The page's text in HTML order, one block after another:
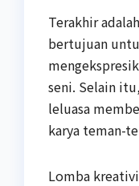
Terakhir
bertujuan
seni. Selain
leluasa
karya teman-
Lomba